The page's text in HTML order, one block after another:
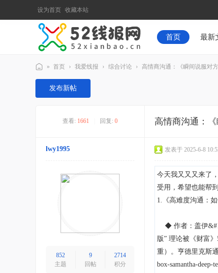
设为首页 收藏本站
首页 最新
52
线
» 首页 › 我爱线报 › 综合讨论 › 高情商沟通：《瞬间说服对
发布新帖
查看: 1661 回复: 0 高情商沟通：
lwy1995
852
主题
9
回帖
2714
积分
发表于 2025-6-8
今天我又又又来了
受用，希望也能帮
1.《高难度沟通：
◆ 作者：盖伊
版” 理论被《财富
重）。亨德里克斯
box-samantha-